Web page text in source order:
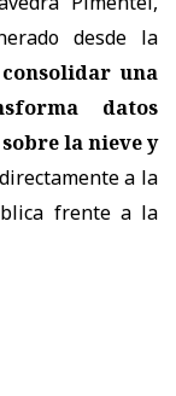
desde la
una
datos
la nieve y
a la
frente a la